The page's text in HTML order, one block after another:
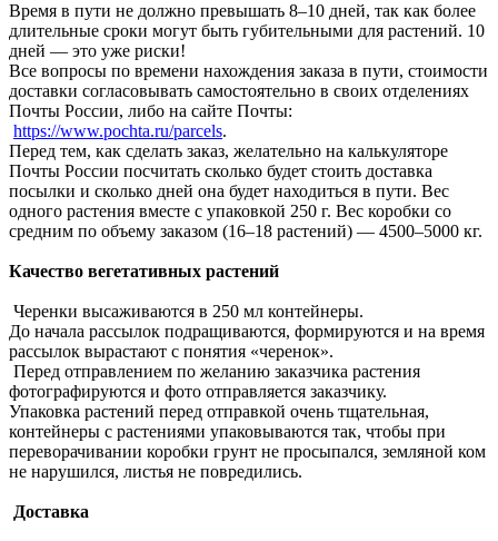
Время в пути не должно превышать 8–10 дней, так как более
длительные сроки могут быть губительными для растений. 10
дней — это уже риски!
Все вопросы по времени нахождения заказа в пути, стоимости
доставки согласовывать самостоятельно в своих отделениях
Почты России, либо на сайте Почты:
https://www.pochta.ru/parcels.
Перед тем, как сделать заказ, желательно на калькуляторе
Почты России посчитать сколько будет стоить доставка
посылки и сколько дней она будет находиться в пути. Вес
одного растения вместе с упаковкой 250 г. Вес коробки со
средним по объему заказом (16–18 растений) — 4500–5000 кг.
Качество вегетативных растений
Черенки высаживаются в 250 мл контейнеры.
До начала рассылок подращиваются, формируются и на время
рассылок вырастают с понятия «черенок».
Перед отправлением по желанию заказчика растения
фотографируются и фото отправляется заказчику.
Упаковка растений перед отправкой очень тщательная,
контейнеры с растениями упаковываются так, чтобы при
переворачивании коробки грунт не просыпался, земляной ком
не нарушился, листья не повредились.
Доставка